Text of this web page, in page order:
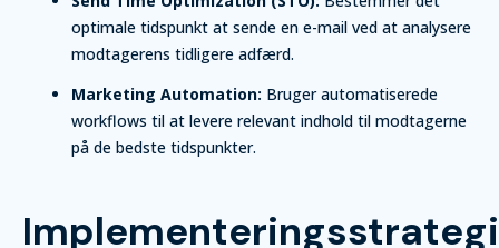
optimale tidspunkt at sende en e-mail ved at analysere
modtagerens tidligere adfærd.
Marketing Automation: Bruger automatiserede
workflows til at levere relevant indhold til modtagerne
på de bedste tidspunkter.